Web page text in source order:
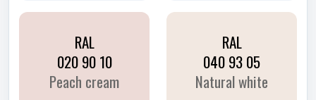
RAL
020 90 10
Peach cream
RAL
040 93 05
Natural white